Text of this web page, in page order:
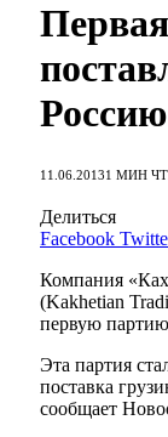
Россию
11.06.20131 МИН
Делиться
Facebook
Компания
(Kakhetian
первую партию
Эта партия
поставка
сообщает